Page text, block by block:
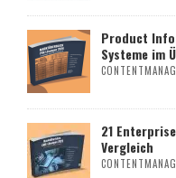
Product
Systeme im
21
Vergleich